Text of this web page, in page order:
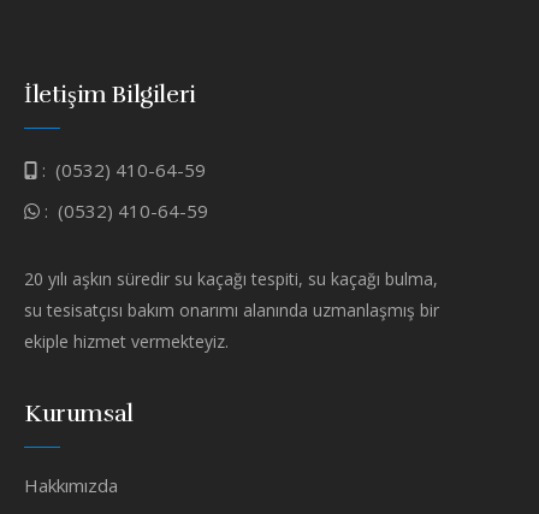
İletişim Bilgileri
: (0532) 410-64-59
: (0532) 410-64-59
20 yılı aşkın süredir su kaçağı tespiti, su kaçağı bulma,
su tesisatçısı bakım onarımı alanında uzmanlaşmış bir
ekiple hizmet vermekteyiz.
Kurumsal
Hakkımızda